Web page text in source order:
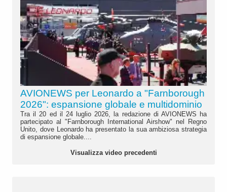
AVIONEWS per Leonardo a "Farnborough
2026": espansione globale e multidominio
Tra il 20 ed il 24 luglio 2026, la redazione di AVIONEWS ha
partecipato al "Farnborough International Airshow" nel Regno
Unito, dove Leonardo ha presentato la sua ambiziosa strategia
di espansione globale....
Visualizza video precedenti